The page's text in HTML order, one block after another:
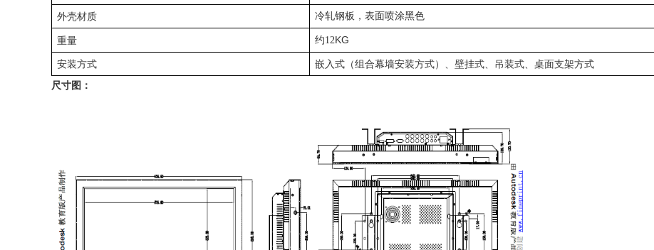
外壳材质 冷轧钢板，表面喷涂黑色
重量 约12KG
安装方式
嵌入式（组合幕墙安装方式）、壁挂式、吊装式、桌面支架方式
尺寸图：